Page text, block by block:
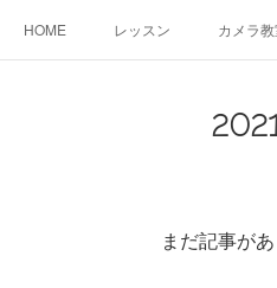
HOME レッスン カメラ
まだ記事があ